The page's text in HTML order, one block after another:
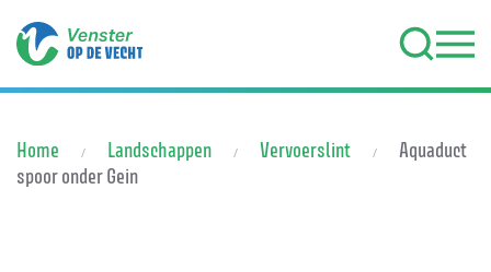
Terug naar hoofdinhoud
Home Landschappen Vervoerslint
Aquaduct
spoor onder Gein